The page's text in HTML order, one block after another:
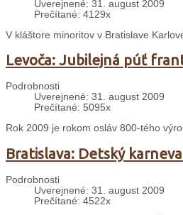
Uverejnené: 31. august 2009
Prečítané: 4129x
V kláštore minoritov v Bratislave
Levoča: Jubilejná púť
Podrobnosti
Uverejnené: 31. august 2009
Prečítané: 5095x
Rok 2009 je rokom osláv 800-tého
Bratislava: Detský
Podrobnosti
Uverejnené: 31. august 2009
Prečítané: 4522x